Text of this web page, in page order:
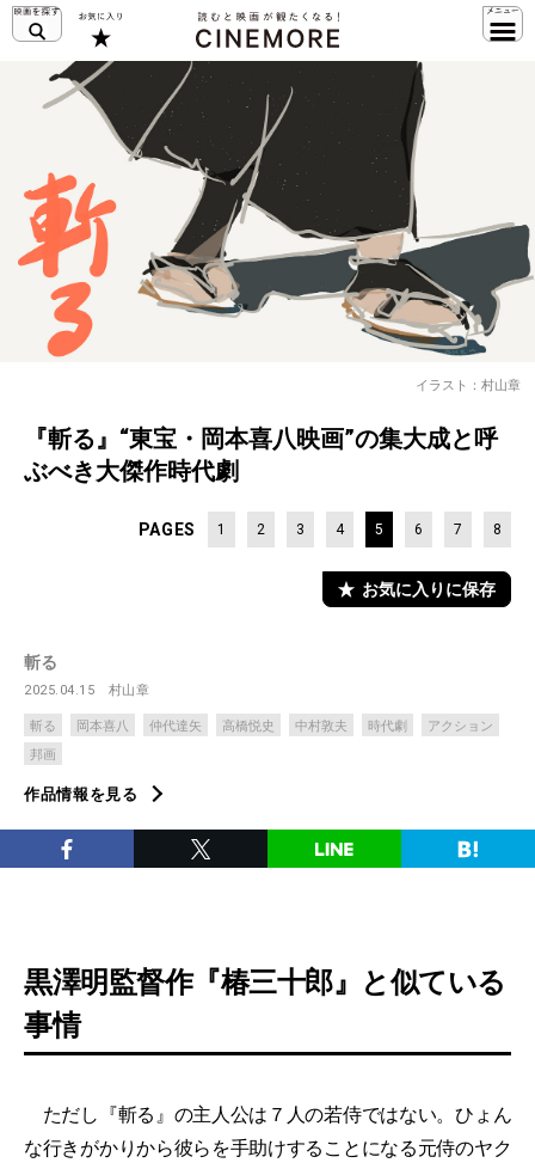
イラスト：村山章
『斬る』“東宝・岡本喜八映画”の集大成と呼
ぶべき大傑作時代劇
PAGES 1 2 3 4 5 6 7 8
お気に入りに保存
斬る
2025.04.15 村山章
斬る 岡本喜八 仲代達矢 高橋悦史 中村敦夫 時代劇
アクション
邦画
作品情報を見る
黒澤明監督作『椿三十郎』と似ている
事情
ただし『斬る』の主人公は７人の若侍ではない。ひょん
な行きがかりから彼らを手助けすることになる元侍のヤク